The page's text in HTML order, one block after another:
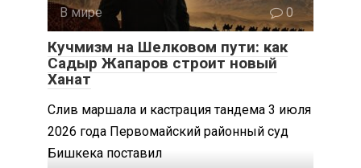
В мире 0
Кучмизм на Шелковом пути: как
Садыр Жапаров строит новый
Ханат
Слив маршала и кастрация тандема 3 июля
2026 года Первомайский районный суд
Бишкека поставил